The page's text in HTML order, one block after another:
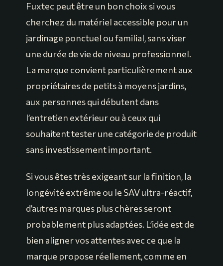
Fuxtec peut être un bon choix si vous
cherchez du matériel accessible pour un
jardinage ponctuel ou familial, sans viser
une durée de vie de niveau professionnel.
La marque convient particulièrement aux
propriétaires de petits à moyens jardins,
aux personnes qui débutent dans
l’entretien extérieur ou à ceux qui
souhaitent tester une catégorie de produit
sans investissement important.
Si vous êtes très exigeant sur la finition, la
longévité extrême ou le SAV ultra-réactif,
d’autres marques plus chères seront
probablement plus adaptées. L’idée est de
bien aligner vos attentes avec ce que la
marque propose réellement, comme en